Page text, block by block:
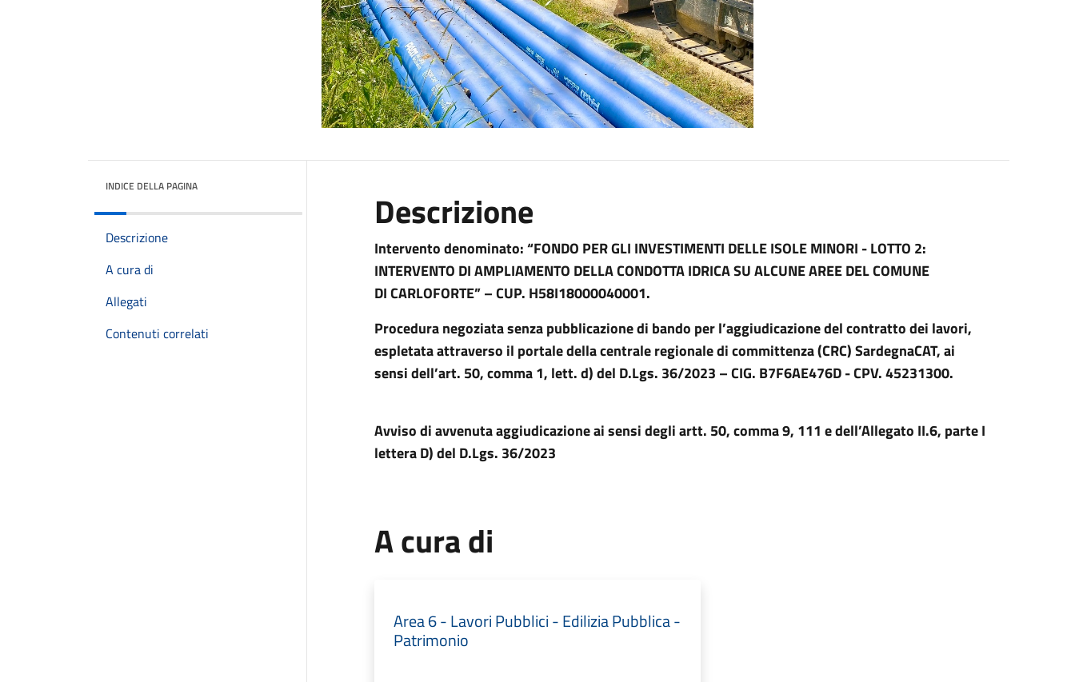
INDICE DELLA PAGINA
Descrizione
A cura di
Allegati
Contenuti correlati
Descrizione
Intervento denominato: “FONDO PER GLI INVESTIMENTI DELLE ISOLE MINORI - LOTTO 2:
INTERVENTO DI AMPLIAMENTO DELLA CONDOTTA IDRICA SU ALCUNE AREE DEL COMUNE
DI CARLOFORTE” – CUP. H58I18000040001.
Procedura negoziata senza pubblicazione di bando per l’aggiudicazione del contratto dei lavori,
espletata attraverso il portale della centrale regionale di committenza (CRC) SardegnaCAT, ai
sensidell’art. 50, comma 1, lett. d) del D.Lgs. 36/2023 – CIG. B7F6AE476D - CPV. 45231300.
Avviso di avvenuta aggiudicazione ai sensi degli artt. 50, comma 9, 111 e dell’Allegato II.6, parte I
lettera D) del D.Lgs. 36/2023
A cura di
Area 6 - Lavori Pubblici - Edilizia Pubblica -
Patrimonio